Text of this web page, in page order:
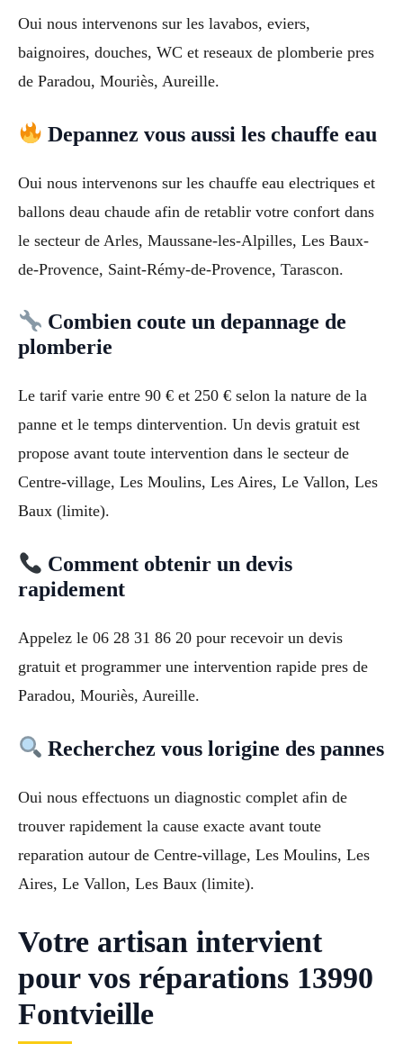
Oui nous intervenons sur les lavabos, eviers,
baignoires, douches, WC et reseaux de plomberie pres
de Paradou, Mouriès, Aureille.
Depannez vous aussi les chauffe eau
Oui nous intervenons sur les chauffe eau electriques et
ballons deau chaude afin de retablir votre confort dans
le secteur de Arles, Maussane-les-Alpilles, Les Baux-
de-Provence, Saint-Rémy-de-Provence, Tarascon.
Combien coute un depannage de
plomberie
Le tarif varie entre 90 € et 250 € selon la nature de la
panne et le temps dintervention. Un devis gratuit est
propose avant toute intervention dans le secteur de
Centre-village, Les Moulins, Les Aires, Le Vallon, Les
Baux (limite).
Comment obtenir un devis
rapidement
Appelez le 06 28 31 86 20 pour recevoir un devis
gratuit et programmer une intervention rapide pres de
Paradou, Mouriès, Aureille.
Recherchez vous lorigine des pannes
Oui nous effectuons un diagnostic complet afin de
trouver rapidement la cause exacte avant toute
reparation autour de Centre-village, Les Moulins, Les
Aires, Le Vallon, Les Baux (limite).
Votre artisan intervient
pour vos réparations 13990
Fontvieille